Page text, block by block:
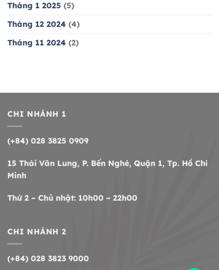
Tháng 1 2025 (5)
Tháng 12 2024 (4)
Tháng 11 2024 (2)
CHI NHÁNH 1
(+84) 028 3825 0909
15 Thái Văn Lung, P. Bến Nghé, Quận 1, Tp. Hồ Chí
Minh
Thứ 2 ~ Chủ nhật: 10h00 ~ 22h00
CHI NHÁNH 2
(+84) 028 3823 9000